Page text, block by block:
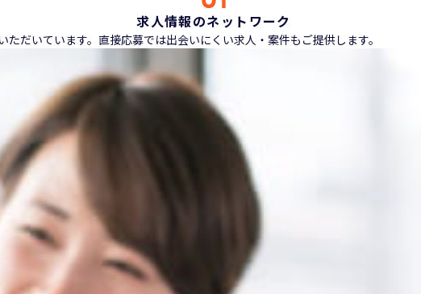
求人情報のネットワーク
だいています。直接応募では出会いにくい求人・案件もご提供します。